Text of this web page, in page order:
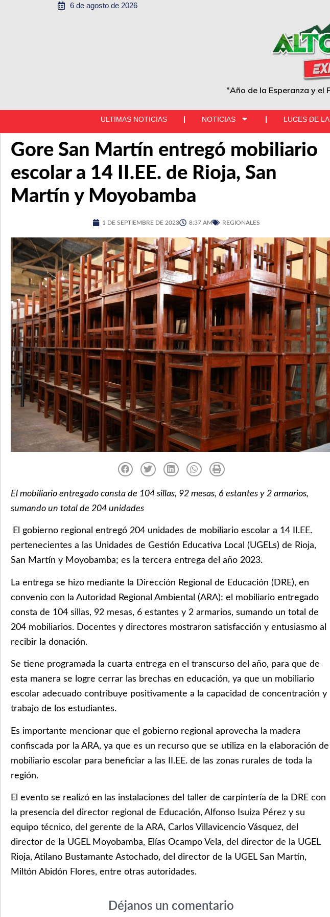
6 de agosto de 2026
"Año de la Esperanza y
ULTIMAS NOTICIAS NOTICIAS LUCES DE
Gore San Martín entregó mobiliario
escolar a 14 II.EE. de Rioja, San
Martín y Moyobamba
1 DE SEPTIEMBRE DE 2023 8:37 AM REGIONALES
El mobiliario entregado consta de 104 sillas, 92 mesas, 6 estantes y 2 armarios,
sumando un total de 204 unidades
El gobierno regional entregó 204 unidades de mobiliario escolar a 14 II.EE.
pertenecientes a las Unidades de Gestión Educativa Local (UGELs) de Rioja,
San Martín y Moyobamba; es la tercera entrega del año 2023.
La entrega se hizo mediante la Dirección Regional de Educación (DRE), en
convenio con la Autoridad Regional Ambiental (ARA); el mobiliario entregado
consta de 104 sillas, 92 mesas, 6 estantes y 2 armarios, sumando un total de
204 mobiliarios. Docentes y directores mostraron satisfacción y entusiasmo al
recibir la donación.
Se tiene programada la cuarta entrega en el transcurso del año, para que de
esta manera se logre cerrar las brechas en educación, ya que un mobiliario
escolar adecuado contribuye positivamente a la capacidad de concentración y
trabajo de los estudiantes.
Es importante mencionar que el gobierno regional aprovecha la madera
confiscada por la ARA, ya que es un recurso que se utiliza en la elaboración de
mobiliario escolar para beneficiar a las II.EE. de las zonas rurales de toda la
región.
El evento se realizó en las instalaciones del taller de carpintería de la DRE con
la presencia del director regional de Educación, Alfonso Isuiza Pérez y su
equipo técnico, del gerente de la ARA, Carlos Villavicencio Vásquez, del
director de la UGEL Moyobamba, Elías Ocampo Vela, del director de la UGEL
Rioja, Atilano Bustamante Astochado, del director de la UGEL San Martín,
Miltón Abidón Flores, entre otras autoridades.
Déjanos un comentario